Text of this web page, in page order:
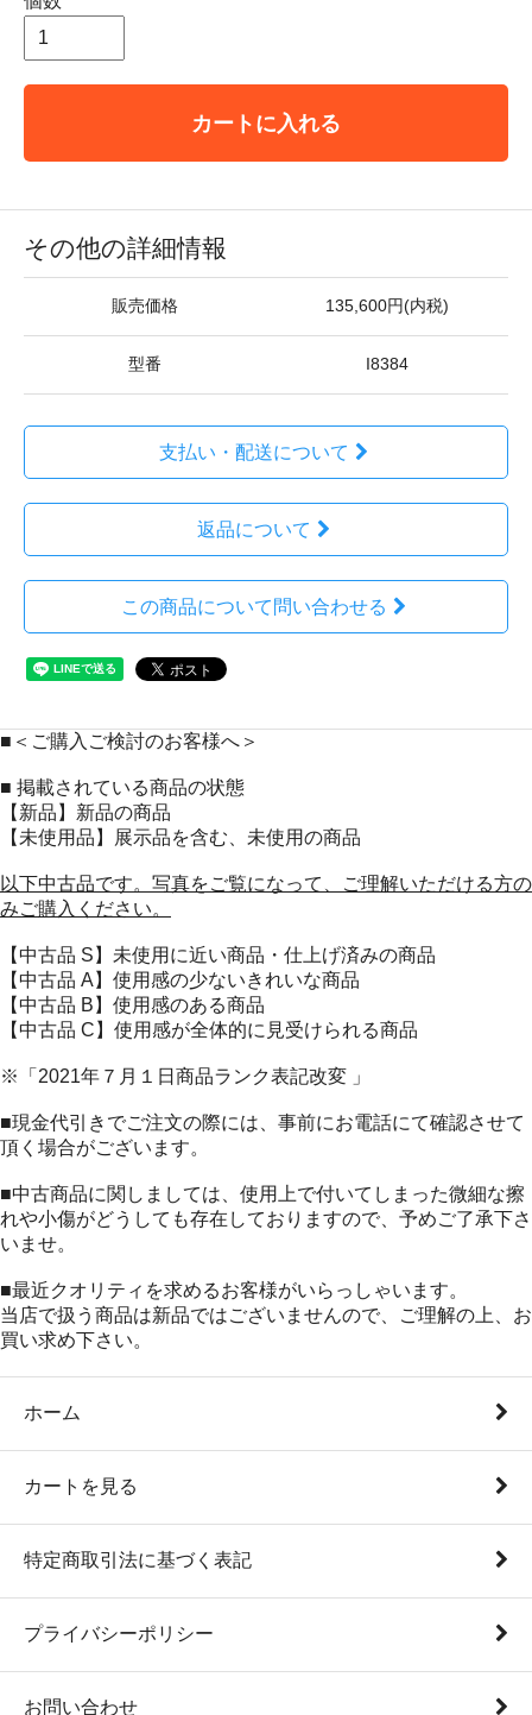
カートに入れる
その他の詳細情報
販売価格 135,600円(内税)
型番 I8384
支払い・配送について
返品について
この商品について問い合わせる
■＜ご購入ご検討のお客様へ＞
■ 掲載されている商品の状態
【新品】新品の商品
【未使用品】展示品を含む、未使用の商品
以下中古品です。写真をご覧になって、ご理解いただける方の
みご購入ください。
【中古品 S】未使用に近い商品・仕上げ済みの商品
【中古品 A】使用感の少ないきれいな商品
【中古品 B】使用感のある商品
【中古品 C】使用感が全体的に見受けられる商品
※「2021年７月１日商品ランク表記改変 」
■現金代引きでご注文の際には、事前にお電話にて確認させて
頂く場合がございます。
■中古商品に関しましては、使用上で付いてしまった微細な擦
れや小傷がどうしても存在しておりますので、予めご了承下さ
いませ。
■最近クオリティを求めるお客様がいらっしゃいます。
当店で扱う商品は新品ではございませんので、ご理解の上、お
買い求め下さい。
ホーム
カートを見る
特定商取引法に基づく表記
プライバシーポリシー
お問い合わせ